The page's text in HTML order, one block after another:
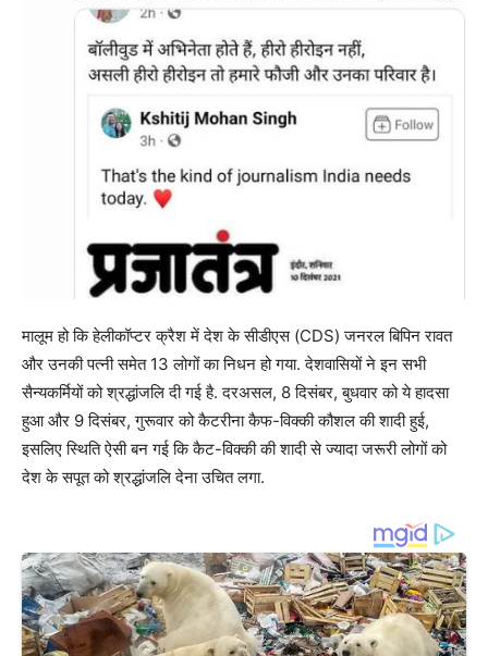
मालूम हो कि हेलीकॉप्टर क्रैश में देश के सीडीएस (CDS) जनरल बिपिन रावत
और उनकी पत्नी समेत 13 लोगों का निधन हो गया. देशवासियों ने इन सभी
सैन्यकर्मियों को श्रद्धांजलि दी गई है. दरअसल, 8 दिसंबर, बुधवार को ये हादसा
हुआ और 9 दिसंबर, गुरूवार को कैटरीना कैफ-विक्की कौशल की शादी हुई,
इसलिए स्थिति ऐसी बन गई कि कैट-विक्की की शादी से ज्यादा जरूरी लोगों को
देश के सपूत को श्रद्धांजलि देना उचित लगा.